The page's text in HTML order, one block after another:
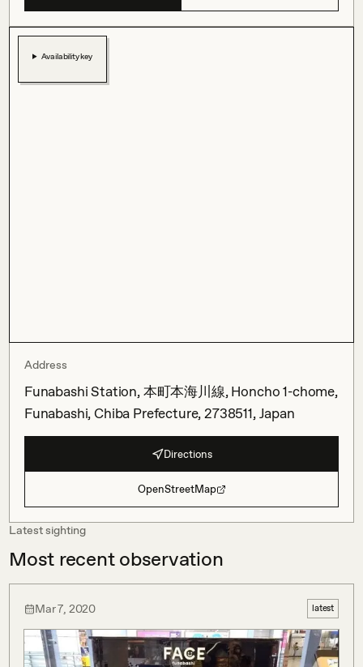
Availability key
Address
Funabashi Station, 本町本海川線, Honcho 1-chome,
Funabashi, Chiba Prefecture, 2738511, Japan
Directions
OpenStreetMap
Latest sighting
Most recent observation
Mar 7, 2020 latest